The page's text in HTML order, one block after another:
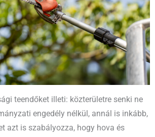
teendőket illeti: közterületre senki ne
engedély nélkül, annál is inkább,
azt is szabályozza, hogy hova és